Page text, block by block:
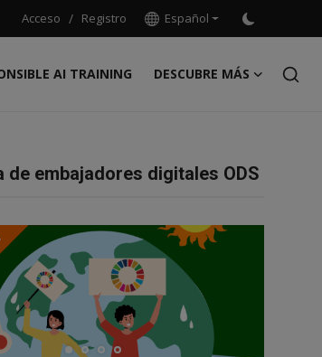
Acceso / Registro Español
AI TRAINING
DESCUBRE MÁS
de embajadores digitales ODS